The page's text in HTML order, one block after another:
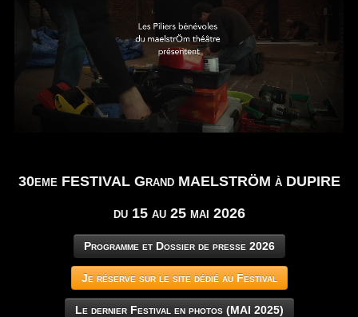
30eme FESTIVAL Grand MAELSTRÖM à DUPIRE
du 15 au 25 mai 2026
Programme et Dossier de presse 2026
Je réserve sur le site dédié au Festival
Le dernier Festival en photos (MAI 2025)